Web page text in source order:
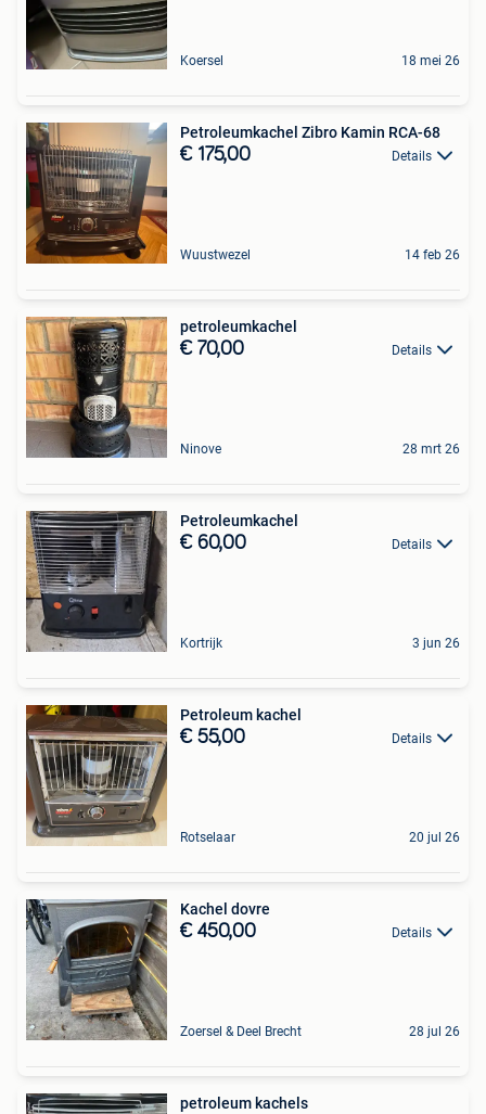
Koersel 18 mei 26
Petroleumkachel Zibro Kamin RCA-68
€ 175,00 Details
Wuustwezel 14 feb 26
petroleumkachel
€ 70,00 Details
Ninove 28 mrt 26
Petroleumkachel
€ 60,00 Details
Kortrijk 3 jun 26
Petroleum kachel
€ 55,00 Details
Rotselaar 20 jul 26
Kachel dovre
€ 450,00 Details
Zoersel & Deel Brecht 28 jul 26
petroleum kachels